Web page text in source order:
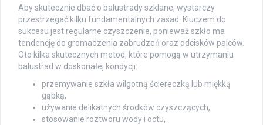
Aby skutecznie dbać o balustrady szklane, wystarczy
przestrzegać kilku fundamentalnych zasad. Kluczem do
sukcesu jest regularne czyszczenie, ponieważ szkło ma
tendencję do gromadzenia zabrudzeń oraz odcisków palców.
Oto kilka skutecznych metod, które pomogą w utrzymaniu
balustrad w doskonałej kondycji:
przemywanie szkła wilgotną ściereczką lub miękką
gąbką,
używanie delikatnych środków czyszczących,
stosowanie roztworu wody i octu,